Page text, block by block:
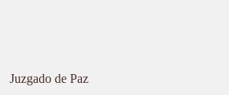
Juzgado de Paz